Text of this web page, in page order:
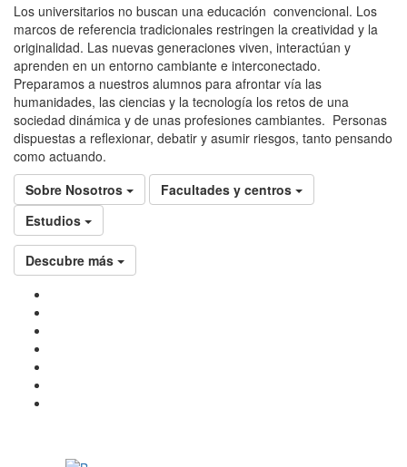
Los universitarios no buscan una educación convencional. Los
marcos de referencia tradicionales restringen la creatividad y la
originalidad. Las nuevas generaciones viven, interactúan y
aprenden en un entorno cambiante e interconectado.
Preparamos a nuestros alumnos para afrontar vía las
humanidades, las ciencias y la tecnología los retos de una
sociedad dinámica y de unas profesiones cambiantes. Personas
dispuestas a reflexionar, debatir y asumir riesgos, tanto pensando
como actuando.
Sobre Nosotros
Facultades y centros
Estudios
Descubre más